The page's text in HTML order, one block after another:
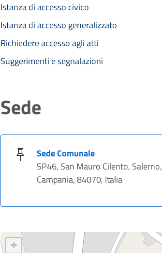
Istanza di accesso civico
Istanza di accesso generalizzato
Richiedere accesso agli atti
Suggerimenti e segnalazioni
Sede
Sede Comunale
SP46, San Mauro Cilento, Salerno,
Campania, 84070, Italia
+